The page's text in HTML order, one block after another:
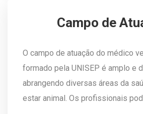
Campo de
O campo de atuação do médico
formado pela UNISEP é amplo e
abrangendo diversas áreas da
estar animal. Os profissionais